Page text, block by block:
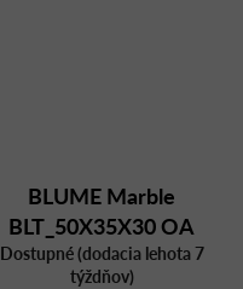
BLUME Marble
BLT_50X35X30 OA
MBR
Dostupné (dodacia lehota 7
týždňov)